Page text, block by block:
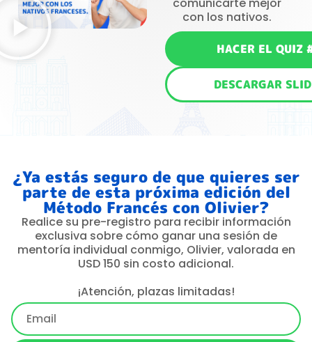
con los nativos.
HACER EL QUIZ
DESCARGAR
¿Ya estás seguro de que quieres ser
parte de esta próxima edición del
Método Francés con Olivier?
Realice su pre-registro para recibir información
exclusiva sobre cómo ganar una sesión de
mentoría individual conmigo, Olivier, valorada en
USD 150 sin costo adicional.
¡Atención, plazas limitadas!